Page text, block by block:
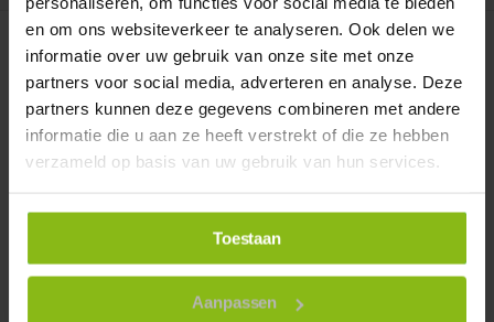
en om ons websiteverkeer te analyseren. Ook delen we
informatie over uw gebruik van onze site met onze
partners voor social media, adverteren en analyse. Deze
partners kunnen deze gegevens combineren met andere
informatie die u aan ze heeft verstrekt of die ze hebben
verzameld op basis van uw gebruik van hun services.
Toestaan
Aanpassen
Product reviews
Callisia kunsthangplant 70 cm UV
5uit 5
1heeft dit product beoordeeld
5 van de 5 sterren